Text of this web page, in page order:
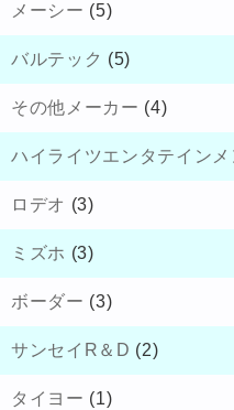
メーシー (5)
バルテック (5)
その他メーカー (4)
ハイライツエンタテインメ
ロデオ (3)
ミズホ (3)
ボーダー (3)
サンセイR＆D (2)
タイヨー (1)